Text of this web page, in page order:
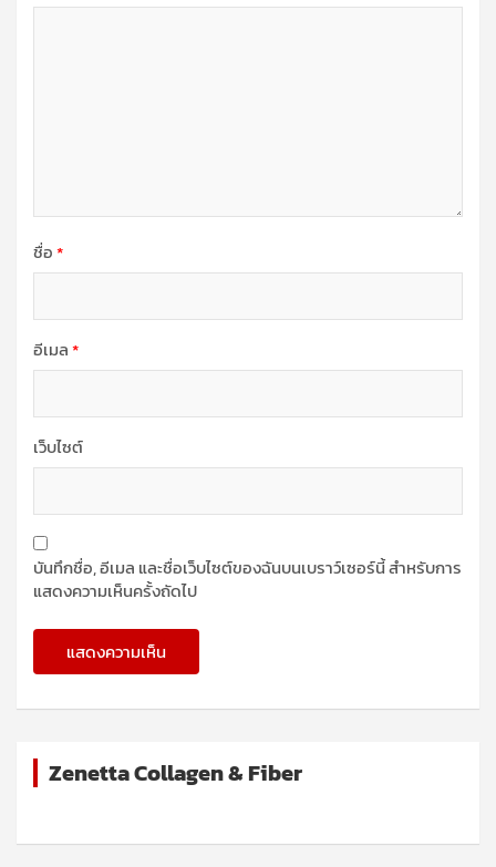
ชื่อ*
อีเมล*
เว็บไซต์
บันทึกชื่อ, อีเมล และชื่อเว็บไซต์ของฉันบนเบราว์เซอร์นี้ สำหรับการ
แสดงความเห็นครั้งถัดไป
Zenetta Collagen & Fiber